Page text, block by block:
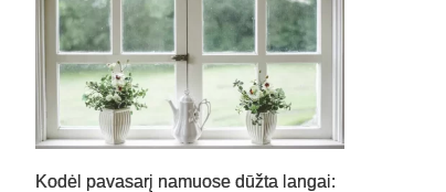
Kodėl pavasarį namuose dūžta langai: